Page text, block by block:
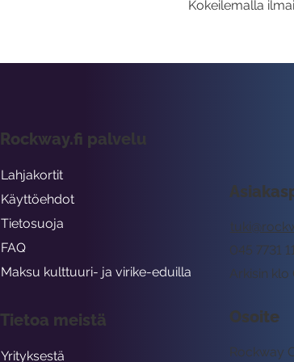
Kokeilemalla
Arkisin
045 7731
Osoite
Rockway
Rockway.fi palvelu
Lahjakortit
Käyttöehdot
Tietosuoja
FAQ
Maksu kulttuuri- ja virike-eduilla
Tietoa meistä
Yrityksestä